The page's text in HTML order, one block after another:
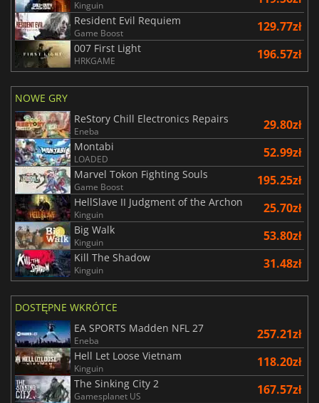
Kinguin
Resident Evil Requiem
Game Boost 129.77zł
007 First Light
HRKGAME 196.57zł
NOWE GRY
ReStory Chill Electronics Repairs
Eneba 29.80zł
Montabi
LOADED 52.99zł
Marvel Tokon Fighting Souls
Game Boost 195.25zł
HellSlave II Judgment of the Archon
Kinguin 25.70zł
Big Walk
Kinguin 53.80zł
Kill The Shadow
Kinguin 31.48zł
DOSTĘPNE WKRÓTCE
EA SPORTS Madden NFL 27
Eneba 257.21zł
Hell Let Loose Vietnam
Kinguin 118.20zł
The Sinking City 2
Gamesplanet US 167.57zł